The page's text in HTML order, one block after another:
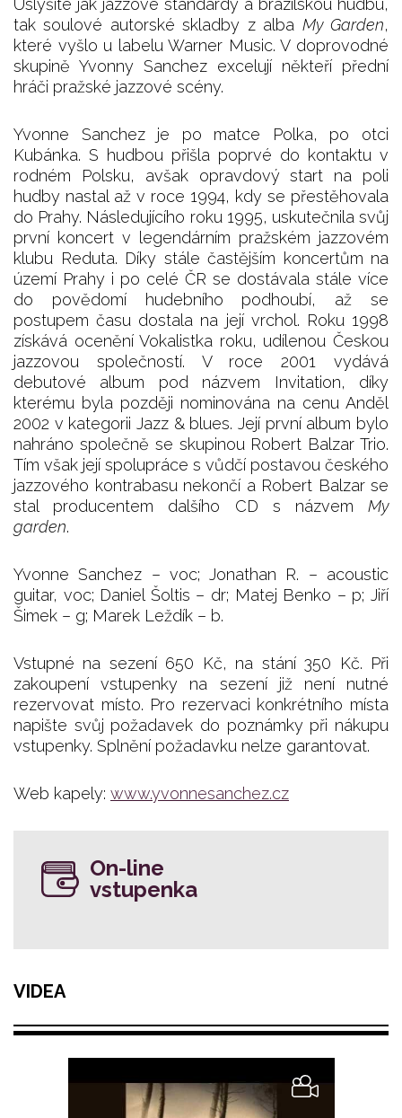
Uslyšíte jak jazzové standardy a brazilskou hudbu,
tak soulové autorské skladby z alba My Garden,
které vyšlo u labelu Warner Music. V doprovodné
skupině Yvonny Sanchez excelují někteří přední
hráči pražské jazzové scény.
Yvonne Sanchez je po matce Polka, po otci
Kubánka. S hudbou přišla poprvé do kontaktu v
rodném Polsku, avšak opravdový start na poli
hudby nastal až v roce 1994, kdy se přestěhovala
do Prahy. Následujícího roku 1995, uskutečnila svůj
první koncert v legendárním pražském jazzovém
klubu Reduta. Díky stále častějším koncertům na
území Prahy i po celé ČR se dostávala stále více
do povědomí hudebního podhoubí, až se
postupem času dostala na její vrchol. Roku 1998
získává ocenění Vokalistka roku, udílenou Českou
jazzovou společností. V roce 2001 vydává
debutové album pod názvem Invitation, díky
kterému byla později nominována na cenu Anděl
2002 v kategorii Jazz & blues. Její první album bylo
nahráno společně se skupinou Robert Balzar Trio.
Tím však její spolupráce s vůdčí postavou českého
jazzového kontrabasu nekončí a Robert Balzar se
stal producentem dalšího CD s názvem My
garden.
Yvonne Sanchez – voc; Jonathan R. – acoustic
guitar, voc; Daniel Šoltis – dr; Matej Benko – p; Jiří
Šimek – g; Marek Leždík – b.
Vstupné na sezení 650 Kč, na stání 350 Kč. Při
zakoupení vstupenky na sezení již není nutné
rezervovat místo. Pro rezervaci konkrétního místa
napište svůj požadavek do poznámky při nákupu
vstupenky. Splnění požadavku nelze garantovat.
Web kapely: www.yvonnesanchez.cz
On-line
vstupenka
VIDEA